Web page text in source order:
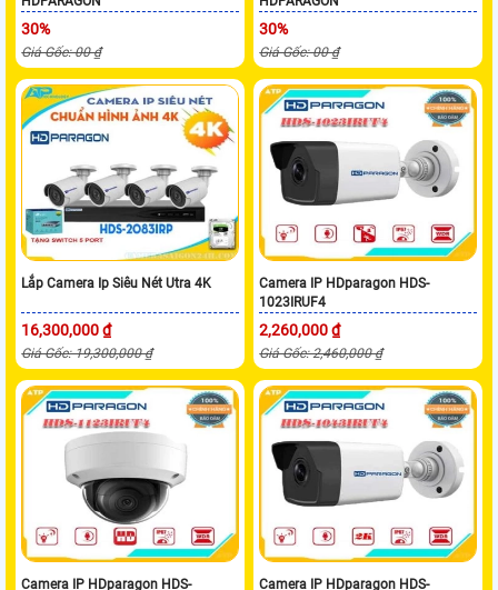
30%
Giá Gốc: 00 ₫
30%
Giá Gốc: 00 ₫
Lắp Camera Ip Siêu Nét Utra 4K
16,300,000 ₫
Giá Gốc: 19,300,000 ₫
Camera IP HDparagon HDS-
1023IRUF4
2,260,000 ₫
Giá Gốc: 2,460,000 ₫
Camera IP HDparagon HDS- Camera IP HDparagon HDS-